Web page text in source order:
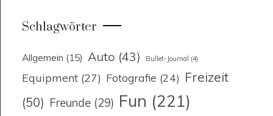
Schlagwörter
Allgemein (15) Auto (43) Bullet-Journal (4)
Equipment (27) Fotografie (24) Freizeit
(50) Freunde (29) Fun (221)